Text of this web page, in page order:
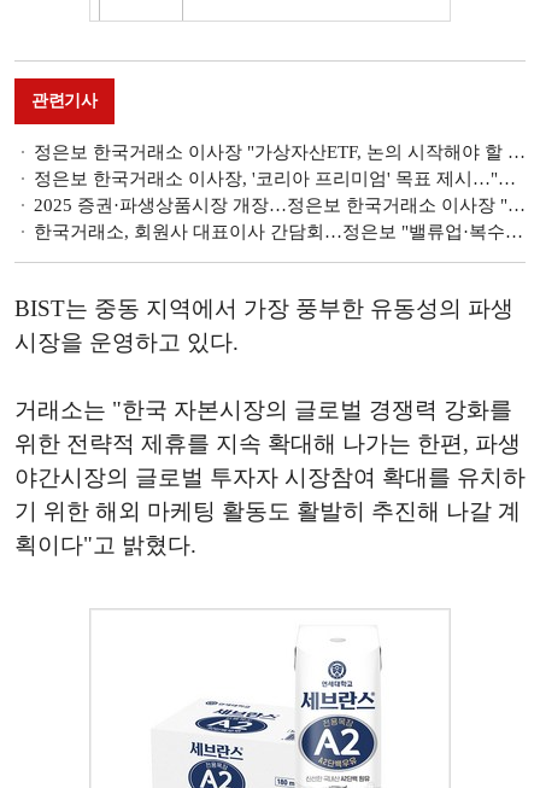
관련기사
정은보 한국거래소 이사장 "가상자산ETF, 논의 시작해야 할 때"
정은보 한국거래소 이사장, '코리아 프리미엄' 목표 제시…"진입·퇴출 시장관리체계 개선"
2025 증권·파생상품시장 개장…정은보 한국거래소 이사장 "밸류업 프로그램 지속 추진"
한국거래소, 회원사 대표이사 간담회…정은보 "밸류업·복수시장 체제 대비 힘쓸 것"
BIST는 중동 지역에서 가장 풍부한 유동성의 파생
시장을 운영하고 있다.
거래소는 "한국 자본시장의 글로벌 경쟁력 강화를
위한 전략적 제휴를 지속 확대해 나가는 한편, 파생
야간시장의 글로벌 투자자 시장참여 확대를 유치하
기 위한 해외 마케팅 활동도 활발히 추진해 나갈 계
획이다"고 밝혔다.